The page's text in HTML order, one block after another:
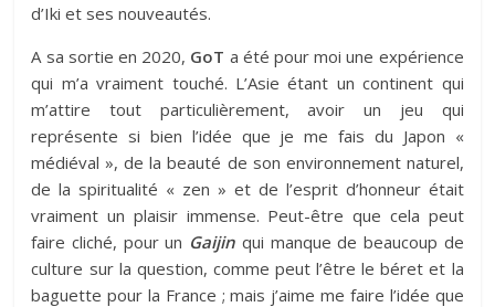
d’Iki et ses nouveautés.
A sa sortie en 2020, GoT a été pour moi une expérience
qui m’a vraiment touché. L’Asie étant un continent qui
m’attire tout particulièrement, avoir un jeu qui
représente si bien l’idée que je me fais du Japon «
médiéval », de la beauté de son environnement naturel,
de la spiritualité « zen » et de l’esprit d’honneur était
vraiment un plaisir immense. Peut-être que cela peut
faire cliché, pour un Gaijin qui manque de beaucoup de
culture sur la question, comme peut l’être le béret et la
baguette pour la France ; mais j’aime me faire l’idée que